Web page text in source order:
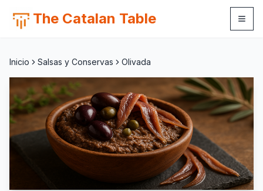
The Catalan Table
Inicio Salsas y Conservas Olivada